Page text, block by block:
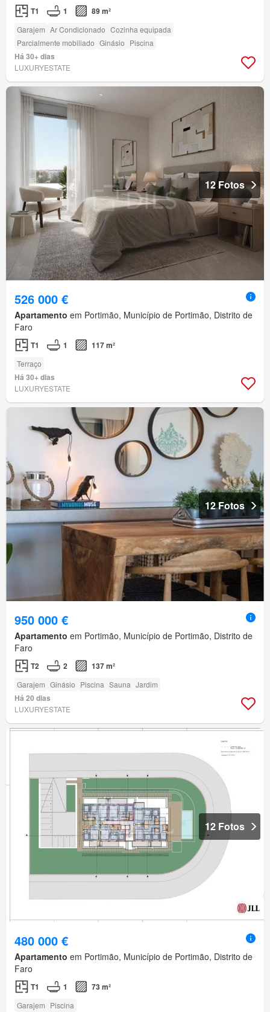
T1 1 89 m²
Garajem Ar Condicionado Cozinha equipada
Parcialmente mobiliado Ginásio Piscina
Há 30+ dias
LUXURYESTATE
12 Fotos
526 000 €
Apartamento em Portimão, Município de Portimão, Distrito de
Faro
T1 1 117 m²
Terraço
Há 30+ dias
LUXURYESTATE
12 Fotos
950 000 €
Apartamento em Portimão, Município de Portimão, Distrito de
Faro
T2 2 137 m²
Garajem Ginásio Piscina Sauna Jardim
Há 20 dias
LUXURYESTATE
12 Fotos
480 000 €
Apartamento em Portimão, Município de Portimão, Distrito de
Faro
T1 1 73 m²
Garajem Piscina